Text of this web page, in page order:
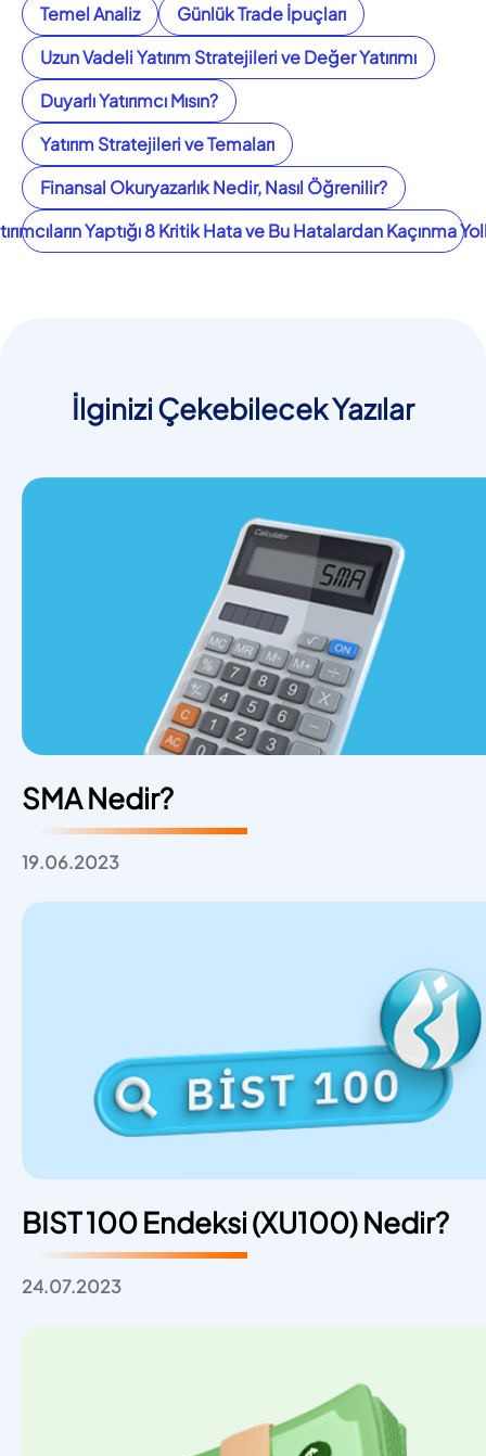
Temel Analiz
Günlük Trade İpuçları
Uzun Vadeli Yatırım Stratejileri ve Değer Yatırımı
Duyarlı Yatırımcı Mısın?
Yatırım Stratejileri ve Temaları
Finansal Okuryazarlık Nedir, Nasıl Öğrenilir?
Yaptığı 8 Kritik Hata ve Bu Hatalardan Kaçınma
İlginizi Çekebilecek Yazılar
SMA Nedir?
19.06.2023
BIST 100 Endeksi (XU100) Nedir?
24.07.2023